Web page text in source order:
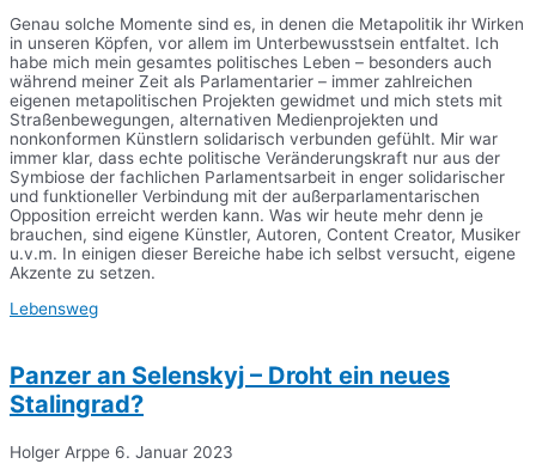
Genau solche Momente sind es, in denen die Metapolitik ihr Wirken
in unseren Köpfen, vor allem im Unterbewusstsein entfaltet. Ich
habe mich mein gesamtes politisches Leben – besonders auch
während meiner Zeit als Parlamentarier – immer zahlreichen
eigenen metapolitischen Projekten gewidmet und mich stets mit
Straßenbewegungen, alternativen Medienprojekten und
nonkonformen Künstlern solidarisch verbunden gefühlt. Mir war
immer klar, dass echte politische Veränderungskraft nur aus der
Symbiose der fachlichen Parlamentsarbeit in enger solidarischer
und funktioneller Verbindung mit der außerparlamentarischen
Opposition erreicht werden kann. Was wir heute mehr denn je
brauchen, sind eigene Künstler, Autoren, Content Creator, Musiker
u.v.m. In einigen dieser Bereiche habe ich selbst versucht, eigene
Akzente zu setzen.
Lebensweg
Panzer an Selenskyj – Droht ein neues
Stalingrad?
Holger Arppe 6. Januar 2023